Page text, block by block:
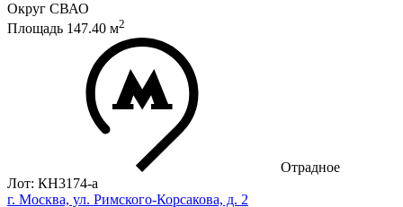
Округ СВАО
Площадь 147.40 м2
Отрадное
Лот: КН3174-a
г. Москва, ул. Римского-Корсакова, д. 2